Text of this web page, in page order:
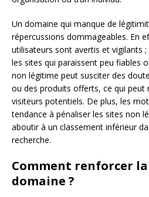
Un domaine qui manque de
répercussions dommageables. En
utilisateurs sont avertis et vigilants
les sites qui paraissent peu fiables
non légitime peut susciter des
ou des produits offerts, ce qui peut
visiteurs potentiels. De plus, les
tendance à pénaliser les sites non
aboutir à un classement inférieur
recherche.
Comment renforcer
domaine ?